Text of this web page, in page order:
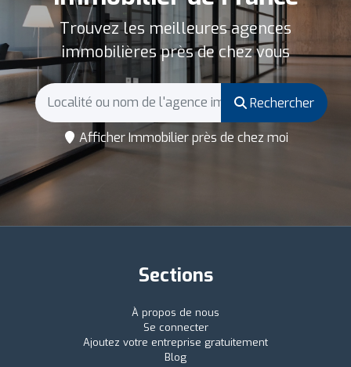
Trouvez les meilleures agences
immobilières près de chez vous
Rechercher
Afficher Immobilier près de chez moi
Sections
À propos de nous
Se connecter
Ajoutez votre entreprise gratuitement
Blog